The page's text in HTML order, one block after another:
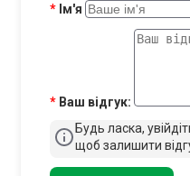
Ім'я
Ваш відгук:
Будь ласка,
щоб залишити